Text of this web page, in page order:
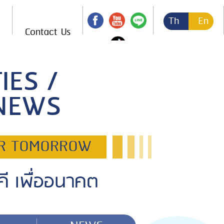
Contact Us
Th En
/
TOMORROW
เพื่ออนาคต